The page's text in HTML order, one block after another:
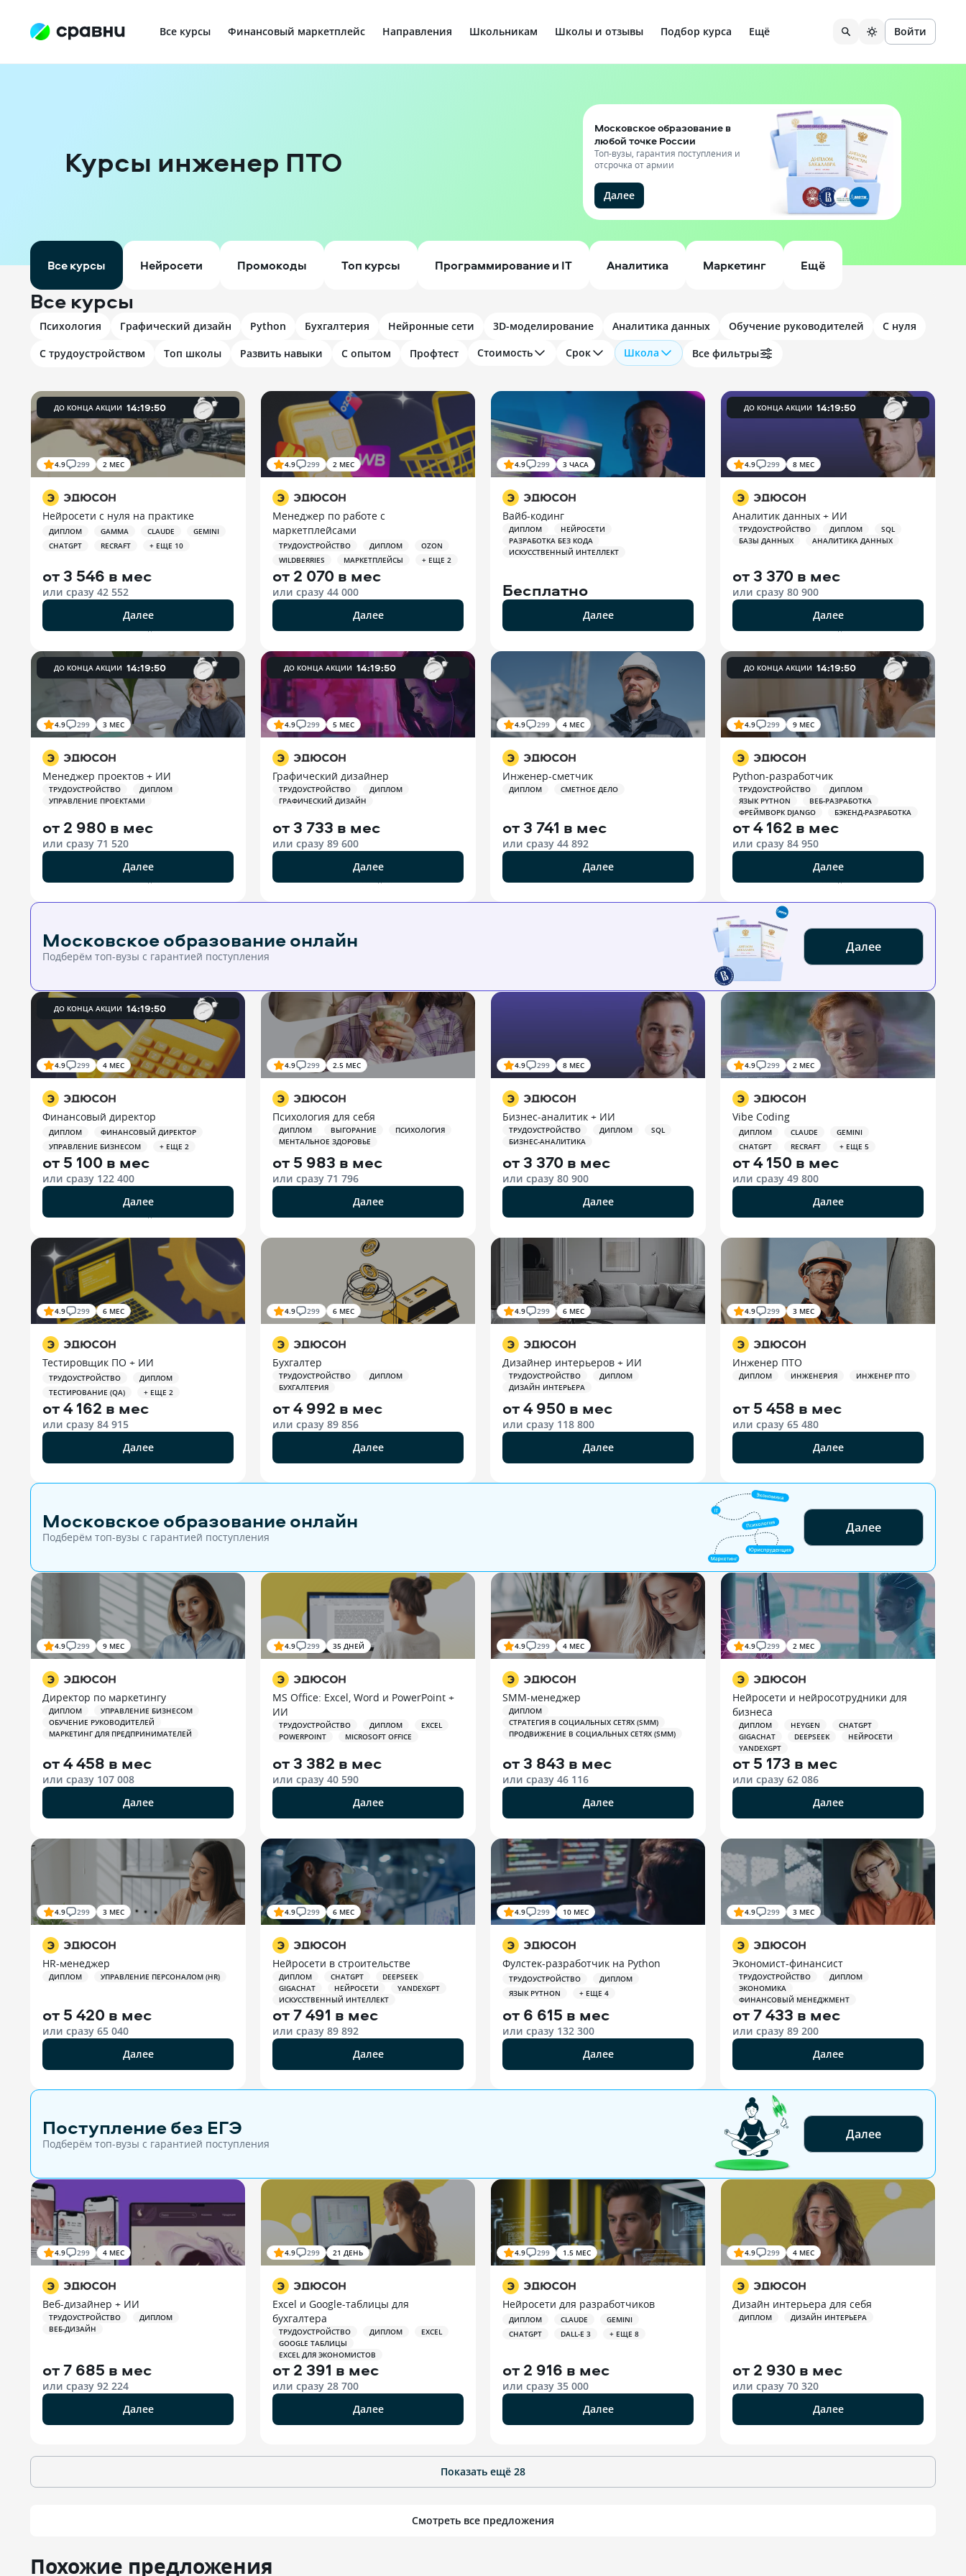
Все курсы Финансовый маркетплейс Направления Школьникам Школы и отзывы Подбор курса Ещё Войти
Курсы инженер ПТО
Московское образование в
любой точке России
Топ-вузы, гарантия поступления и
отсрочка от армии
Далее
Все курсы Нейросети Промокоды Топ курсы Программирование и IT Аналитика Маркетинг Ещё
Все курсы
Психология Графический дизайн Python Бухгалтерия Нейронные сети 3D-моделирование Аналитика данных Обучение руководителей
С нуля
С трудоустройством
Топ школы Развить навыки С опытом Профтест Стоимость Срок Школа Все фильтры
ДО КОНЦА АКЦИИ 14:19:49
4.9 299 2 МЕС
Нейросети с нуля на практике
ДИПЛОМ GAMMA CLAUDE
GEMINI
CHATGPT
RECRAFT + ЕЩЕ 10
от 3 546 в мес
или сразу 42 552
Далее
4.9 299 2 МЕС
Менеджер по работе с
маркетплейсами
ТРУДОУСТРОЙСТВО ДИПЛОМ
OZON
WILDBERRIES
МАРКЕТПЛЕЙСЫ + ЕЩЕ 2
от 2 070 в мес
или сразу 44 000
Далее
4.9 299 3 ЧАСА
Вайб-кодинг
ДИПЛОМ
НЕЙРОСЕТИ
РАЗРАБОТКА БЕЗ КОДА
ИСКУССТВЕННЫЙ ИНТЕЛЛЕКТ
Бесплатно
Далее
ДО КОНЦА АКЦИИ 14:19:49
4.9 299 8 МЕС
Аналитик данных + ИИ
ТРУДОУСТРОЙСТВО ДИПЛОМ
SQL
БАЗЫ ДАННЫХ
АНАЛИТИКА ДАННЫХ
от 3 370 в мес
или сразу 80 900
Далее
ДО КОНЦА АКЦИИ 14:19:49
4.9 299 3 МЕС
Менеджер проектов + ИИ
ТРУДОУСТРОЙСТВО
ДИПЛОМ
УПРАВЛЕНИЕ ПРОЕКТАМИ
от 2 980 в мес
или сразу 71 520
Далее
ДО КОНЦА АКЦИИ 14:19:49
4.9 299 5 МЕС
Графический дизайнер
ТРУДОУСТРОЙСТВО
ДИПЛОМ
ГРАФИЧЕСКИЙ ДИЗАЙН
от 3 733 в мес
или сразу 89 600
Далее
4.9 299 4 МЕС
Инженер-сметчик
ДИПЛОМ СМЕТНОЕ ДЕЛО
от 3 741 в мес
или сразу 44 892
Далее
ДО КОНЦА АКЦИИ 14:19:49
4.9 299 9 МЕС
Python-разработчик
ТРУДОУСТРОЙСТВО
ДИПЛОМ
ЯЗЫК PYTHON
ВЕБ-РАЗРАБОТКА
ФРЕЙМВОРК DJANGO
БЭКЕНД-РАЗРАБОТКА
от4 162 в мес
или сразу 84 950
Далее
Московское образование онлайн
Подберём топ-вузы c гарантией поступления
Далее
ДО КОНЦА АКЦИИ 14:19:49
4.9 299 4 МЕС
Финансовый директор
ДИПЛОМ
ФИНАНСОВЫЙ ДИРЕКТОР
УПРАВЛЕНИЕ БИЗНЕСОМ
+ ЕЩЕ 2
от 5 100 в мес
или сразу 122 400
Далее
4.9 299 2.5 МЕС
Психология для себя
ДИПЛОМ ВЫГОРАНИЕ
ПСИХОЛОГИЯ
МЕНТАЛЬНОЕ ЗДОРОВЬЕ
от 5 983 в мес
или сразу 71 796
Далее
4.9 299 8 МЕС
Бизнес-аналитик + ИИ
ТРУДОУСТРОЙСТВО ДИПЛОМ
SQL
БИЗНЕС-АНАЛИТИКА
от 3 370 в мес
или сразу 80 900
Далее
4.9 299 2 МЕС
Vibe Coding
ДИПЛОМ CLAUDE
GEMINI
CHATGPT
RECRAFT + ЕЩЕ 5
от4 150 в мес
или сразу 49 800
Далее
4.9 299 6 МЕС
Тестировщик ПО + ИИ
ТРУДОУСТРОЙСТВО
ДИПЛОМ
ТЕСТИРОВАНИЕ (QA)
+ ЕЩЕ 2
от4 162 в мес
или сразу 84 915
Далее
4.9 299 6 МЕС
Бухгалтер
ТРУДОУСТРОЙСТВО
ДИПЛОМ
БУХГАЛТЕРИЯ
от4 992 в мес
или сразу 89 856
Далее
4.9 299 6 МЕС
Дизайнер интерьеров + ИИ
ТРУДОУСТРОЙСТВО
ДИПЛОМ
ДИЗАЙН ИНТЕРЬЕРА
от4 950 в мес
или сразу 118 800
Далее
4.9 299 3 МЕС
Инженер ПТО
ДИПЛОМ ИНЖЕНЕРИЯ ИНЖЕНЕР ПТО
от 5 458 в мес
или сразу 65 480
Далее
Московское образование онлайн
Подберём топ-вузы c гарантией поступления
Далее
4.9 299 9 МЕС
Директор по маркетингу
ДИПЛОМ
УПРАВЛЕНИЕ БИЗНЕСОМ
ОБУЧЕНИЕ РУКОВОДИТЕЛЕЙ
МАРКЕТИНГ ДЛЯ ПРЕДПРИНИМАТЕЛЕЙ
от4 458 в мес
или сразу 107 008
Далее
4.9 299 35 ДНЕЙ
MS Office: Excel, Word и PowerPoint +
ИИ
ТРУДОУСТРОЙСТВО ДИПЛОМ
EXCEL
POWERPOINT
MICROSOFT OFFICE
от 3 382 в мес
или сразу 40 590
Далее
4.9 299 4 МЕС
SMM-менеджер
ДИПЛОМ
СТРАТЕГИЯ В СОЦИАЛЬНЫХ СЕТЯХ (SMM)
ПРОДВИЖЕНИЕ В СОЦИАЛЬНЫХ СЕТЯХ (SMM)
от 3 843 в мес
или сразу 46 116
Далее
4.9 299 2 МЕС
Нейросети и нейросотрудники для
бизнеса
ДИПЛОМ HEYGEN
CHATGPT
GIGACHAT
DEEPSEEK
НЕЙРОСЕТИ
YANDEXGPT
от 5 173 в мес
или сразу 62 086
Далее
4.9 299 3 МЕС
HR-менеджер
ДИПЛОМ УПРАВЛЕНИЕ ПЕРСОНАЛОМ (HR)
от 5 420 в мес
или сразу 65 040
Далее
4.9 299 6 МЕС
Нейросети в строительстве
ДИПЛОМ CHATGPT
DEEPSEEK
GIGACHAT
НЕЙРОСЕТИ
YANDEXGPT
ИСКУССТВЕННЫЙ ИНТЕЛЛЕКТ
от7 491 в мес
или сразу 89 892
Далее
4.9 299 10 МЕС
Фулстек-разработчик на Python
ТРУДОУСТРОЙСТВО
ДИПЛОМ
ЯЗЫК PYTHON
+ ЕЩЕ 4
от 6 615 в мес
или сразу 132 300
Далее
4.9 299 3 МЕС
Экономист-финансист
ТРУДОУСТРОЙСТВО
ДИПЛОМ
ЭКОНОМИКА
ФИНАНСОВЫЙ МЕНЕДЖМЕНТ
от7 433 в мес
или сразу 89 200
Далее
Поступление без ЕГЭ
Подберём топ-вузы c гарантией поступления
Далее
4.9 299 4 МЕС
Веб-дизайнер + ИИ
ТРУДОУСТРОЙСТВО
ДИПЛОМ
ВЕБ-ДИЗАЙН
от7 685 в мес
или сразу 92 224
Далее
4.9 299 21 ДЕНЬ
Excel и Google-таблицы для
бухгалтера
ТРУДОУСТРОЙСТВО ДИПЛОМ
EXCEL
GOOGLE ТАБЛИЦЫ
EXCEL ДЛЯ ЭКОНОМИСТОВ
от 2 391 в мес
или сразу 28 700
Далее
4.9 299 1.5 МЕС
Нейросети для разработчиков
ДИПЛОМ CLAUDE
GEMINI
CHATGPT
DALL-E 3 + ЕЩЕ 8
от 2 916 в мес
или сразу 35 000
Далее
4.9 299 4 МЕС
Дизайн интерьера для себя
ДИПЛОМ ДИЗАЙН ИНТЕРЬЕРА
от 2 930 в мес
или сразу 70 320
Далее
Показать ещё 28
Смотреть все предложения
Похожие предложения